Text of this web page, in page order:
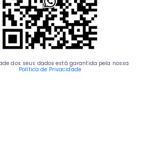
dos seus dados está garantida pela nossa
Política de Privacidade